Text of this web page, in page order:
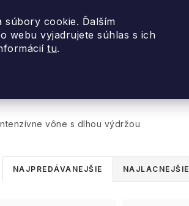
súbory cookie. Ďalším
webu vyjadrujete súhlas s ich
tu.
vône s dlhou výdržou
RNAJPREDÁVANEJŠIE NAJLACNEJŠIE